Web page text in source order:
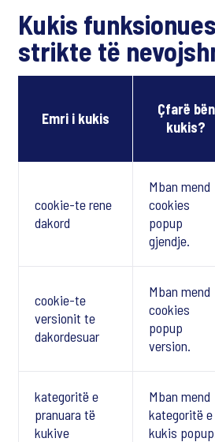
Kukis
strikte të
Emri i kukis
Çfarë bën
kukis?
cookie-te rene
dakord
Mban mend
cookies
popup
gjendje.
cookie-te
versionit te
dakordesuar
Mban mend
cookies
popup
version.
kategoritë e
pranuara të
kukive
Mban mend
kategoritë e
kukis